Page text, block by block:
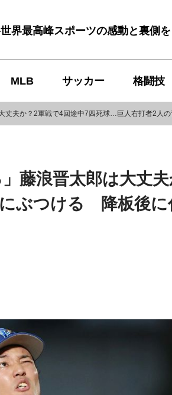
界最高峰スポーツの感動と裏側
MLB サッカー 格闘技
丈夫か？2軍戦で4回途中7四死球…巨人右打者2
藤浪晋太郎は大丈
ぶつける 降板後に